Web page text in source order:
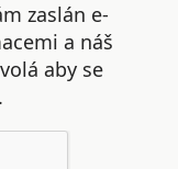
zaslán e-
a náš
aby se